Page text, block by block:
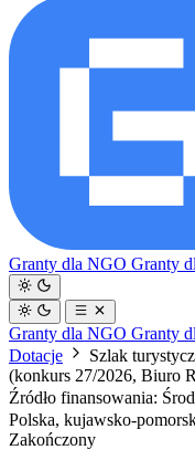
Granty dla NGO Granty
Granty dla NGO Granty
Dotacje
Szlak
(konkurs 27/2026, Biuro
Źródło finansowania:
Polska, kujawsko-
Zakończony